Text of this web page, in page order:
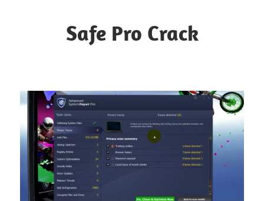
Safe Pro Crack